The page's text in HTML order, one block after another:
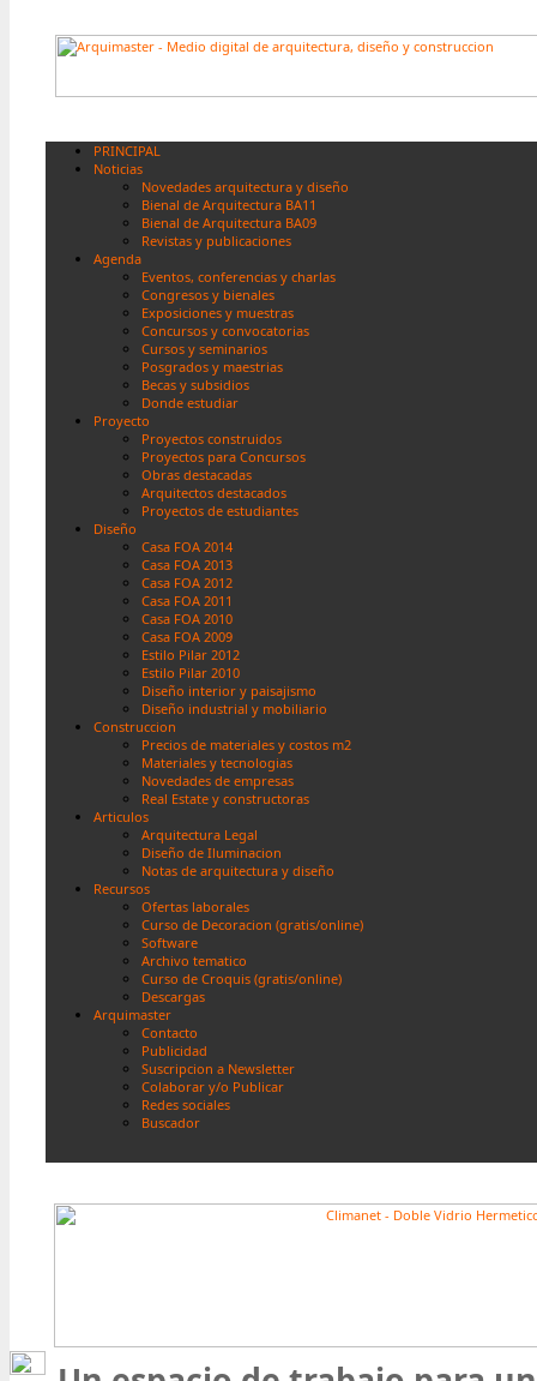
PRINCIPAL
Noticias
Novedades arquitectura y diseño
Bienal de Arquitectura BA11
Bienal de Arquitectura BA09
Revistas y publicaciones
Agenda
Eventos, conferencias y charlas
Congresos y bienales
Exposiciones y muestras
Concursos y convocatorias
Cursos y seminarios
Posgrados y maestrias
Becas y subsidios
Donde estudiar
Proyecto
Proyectos construidos
Proyectos para Concursos
Obras destacadas
Arquitectos destacados
Proyectos de estudiantes
Diseño
Casa FOA 2014
Casa FOA 2013
Casa FOA 2012
Casa FOA 2011
Casa FOA 2010
Casa FOA 2009
Estilo Pilar 2012
Estilo Pilar 2010
Diseño interior y paisajismo
Diseño industrial y mobiliario
Construccion
Precios de materiales y costos m2
Materiales y tecnologias
Novedades de empresas
Real Estate y constructoras
Articulos
Arquitectura Legal
Diseño de Iluminacion
Notas de arquitectura y diseño
Recursos
Ofertas laborales
Curso de Decoracion (gratis/online)
Software
Archivo tematico
Curso de Croquis (gratis/online)
Descargas
Arquimaster
Contacto
Publicidad
Suscripcion a Newsletter
Colaborar y/o Publicar
Redes sociales
Buscador